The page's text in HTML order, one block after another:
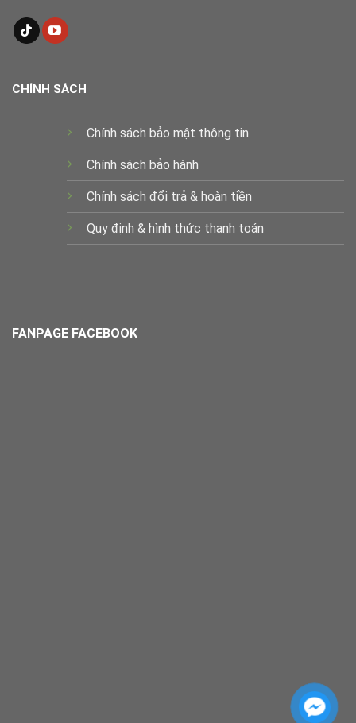
CHÍNH SÁCH
Chính sách bảo mật thông tin
Chính sách bảo hành
Chính sách đổi trả & hoàn tiền
Quy định & hình thức thanh toán
FANPAGE FACEBOOK